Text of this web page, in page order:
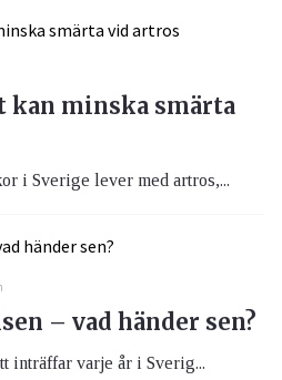
minska smärta
i Sverige lever med artros,...
– vad händer sen?
inträffar varje år i Sverig...